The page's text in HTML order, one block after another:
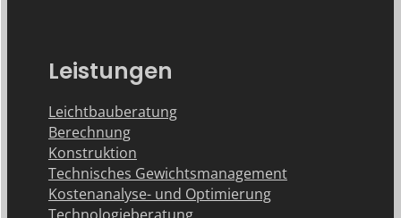
Leistungen
Leichtbauberatung
Berechnung
Konstruktion
Technisches Gewichtsmanagement
Kostenanalyse- und Optimierung